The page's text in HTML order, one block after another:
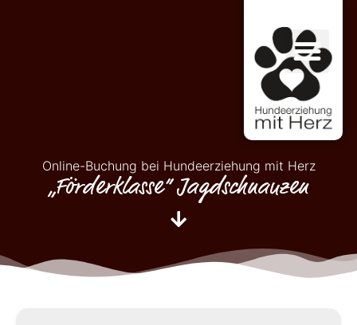
Online-Buchung bei Hundeerziehung mit Herz
„Förderklasse“ Jagdschnauzen